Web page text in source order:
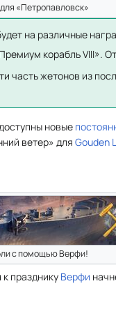
«Петропавловск»
на различные
корабль VIII».
часть жетонов из
новые
ветер» для Gouden
с помощью Верфи!
празднику Верфи